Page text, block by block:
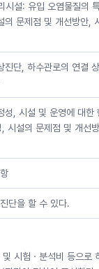
시설: 유입 오염물질의
의 문제점 및 개선방안,
단, 하수관로의 연결
성, 시설 및 운영에 대한
시설의 문제점 및 개선
단을 할 수 있다.
시험ㆍ분석비 등으로